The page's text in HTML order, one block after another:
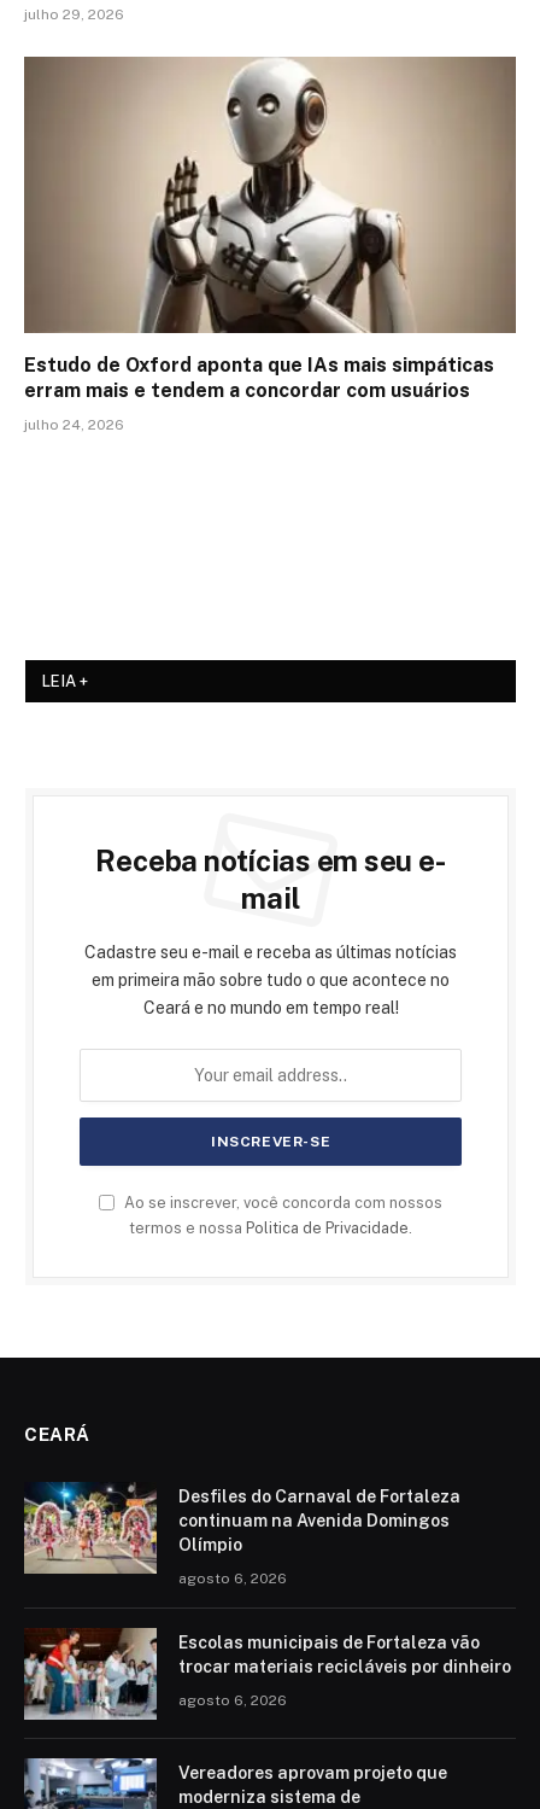
julho 29, 2026
Estudo de Oxford aponta que IAs mais simpáticas
erram mais e tendem a concordar com usuários
julho 24, 2026
LEIA +
Receba notícias em seu e-
mail
Cadastre seu e-mail e receba as últimas notícias
em primeira mão sobre tudo o que acontece no
Ceará e no mundo em tempo real!
Ao se inscrever, você concorda com nossos
termos e nossa Politica de Privacidade.
CEARÁ
Desfiles do Carnaval de Fortaleza
continuam na Avenida Domingos
Olímpio
agosto 6, 2026
Escolas municipais de Fortaleza vão
trocar materiais recicláveis por dinheiro
agosto 6, 2026
Vereadores aprovam projeto que
moderniza sistema de